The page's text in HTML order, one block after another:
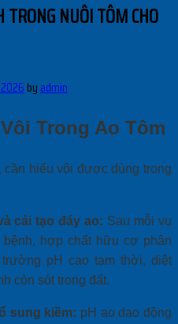
TRONG NUÔI TÔM CHO
by admin
Vôi Trong Ao Tôm
hiểu vôi được dùng trong
cải tạo đáy ao: Sau mỗi vụ
bệnh, hợp chất hữu cơ phân
pH cao tạm thời, diệt
còn sót trong đất.
sung kiềm: pH ao dao động